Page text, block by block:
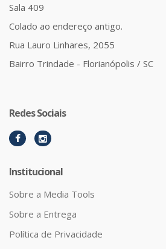
Sala 409
Colado ao endereço antigo.
Rua Lauro Linhares, 2055
Bairro Trindade - Florianópolis / SC
Redes Sociais
Institucional
Sobre a Media Tools
Sobre a Entrega
Política de Privacidade